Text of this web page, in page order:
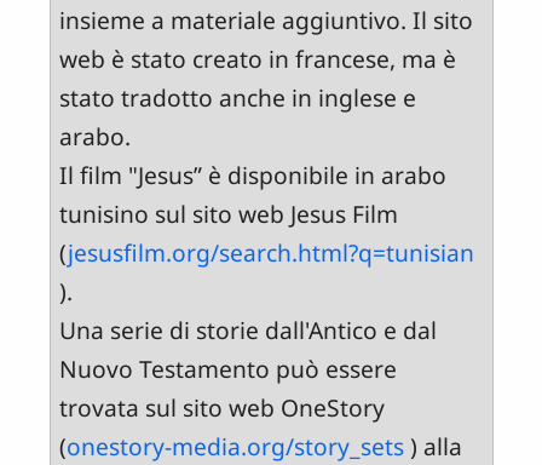
insieme a materiale aggiuntivo. Il sito
web è stato creato in francese, ma è
stato tradotto anche in inglese e
arabo.
Il film "Jesus” è disponibile in arabo
tunisino sul sito web Jesus Film
(jesusfilm.org/search.html?q=tunisian
).
Una serie di storie dall'Antico e dal
Nuovo Testamento può essere
trovata sul sito web OneStory
(onestory-media.org/story_sets) alla